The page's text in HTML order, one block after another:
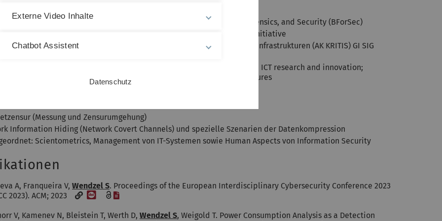
2023: Mitglied: EURASIP Special Area Team (SAT) on Biometrics, Data Forensics, and Security (BForSec)
2024: Mitglied: Europol EC3: Criminal Use of Information Hiding (CUIng) Initiative
2016: Mitglied: Arbeitskreis kritische Informations- und Kommunikationsinfrastrukturen (AK KRITIS) GI SIG
2015: Mitglied: EU NIS Public-Private Platform Working Group 3 on Secure ICT research and innovation;
the AoI (Area of Interest) on Trustworthy (Hyperconnected) Infrastructures
(Messung und Zensurumgehung)
Information Hiding (Network Covert Channels) und spezielle Szenarien der Datenkompression
Scientometrics, Management von IT-Systemen sowie Human Aspects von Information Security
A, Franqueira V, Wendzel S. Proceedings of the European Interdisciplinary Cybersecurity Conference 2023
2023). ACM; 2023
[DOI]
V, Kamenev N, Bleistein T, Werth D, Wendzel S, Weigold T. Power Consumption Analysis as a Detection
Externe Video Inhalte
Chatbot Assistent
Datenschutz